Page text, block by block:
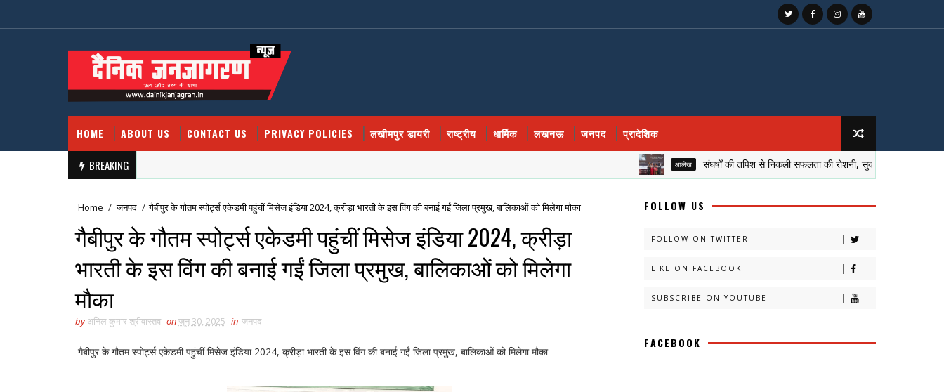
HOME ABOUT US CONTACT US PRIVACY POLICIES लखीमपुर डायरी राष्ट्रीय धार्मिक लखनऊ जनपद प्रादेशिक
BREAKING आलेख संघर्षों की तपिश से निकली सफलता की रोशनी, सुकीर्ति गुप्ता की प्रेरक कहानी
Home / जनपद / गैबीपुर के गौतम स्पोर्ट्स एकेडमी पहुंचीं मिसेज इंडिया 2024, क्रीड़ा भारती के इस विंग की बनाई गईं जिला प्रमुख, बालिकाओं को मिलेगा मौका
गैबीपुर के गौतम स्पोर्ट्स एकेडमी पहुंचीं मिसेज इंडिया 2024, क्रीड़ा
भारती के इस विंग की बनाई गईं जिला प्रमुख, बालिकाओं को मिलेगा
मौका
byअनिल कुमार श्रीवास्तव onजून 30, 2025 in जनपद
गैबीपुर के गौतम स्पोर्ट्स एकेडमी पहुंचीं मिसेज इंडिया 2024, क्रीड़ा भारती के इस विंग की बनाई गईं जिला प्रमुख, बालिकाओं को मिलेगा मौका
FOLLOW US
FOLLOW ON TWITTER
LIKE ON FACEBOOK
SUBSCRIBE ON YOUTUBE
FACEBOOK